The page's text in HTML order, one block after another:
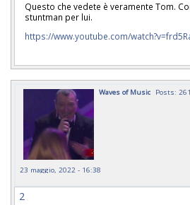
Questo che vedete è veramente Tom.
stuntman per lui.
https://www.youtube.com/
Waves of Music Posts:
23 maggio, 2022 - 16:38
2